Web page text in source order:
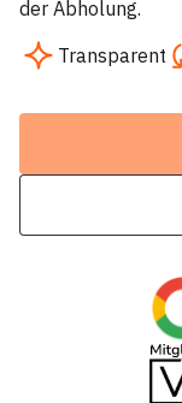
der Abholung.
Transparent